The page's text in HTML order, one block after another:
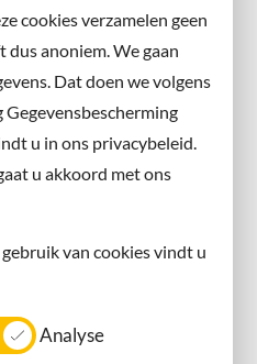
cookies verzamelen geen
dus anoniem. We gaan
Dat doen we volgens
u in ons privacybeleid.
u akkoord met ons
van cookies vindt u
Analyse
de gemeente